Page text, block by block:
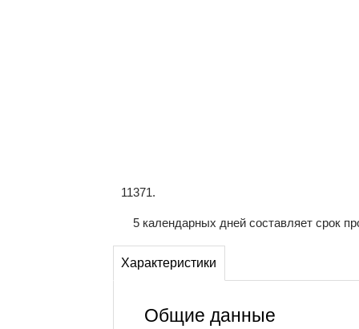
11371.
5 календарных дней составляет срок
Характеристики
Общие данные